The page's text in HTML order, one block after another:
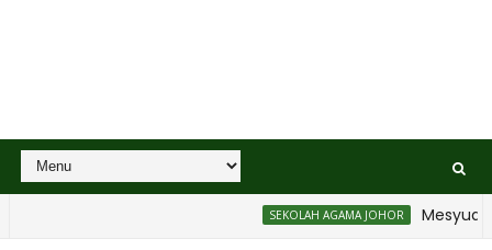
SEKOLAH AGAMA JOHOR Mesyuarat